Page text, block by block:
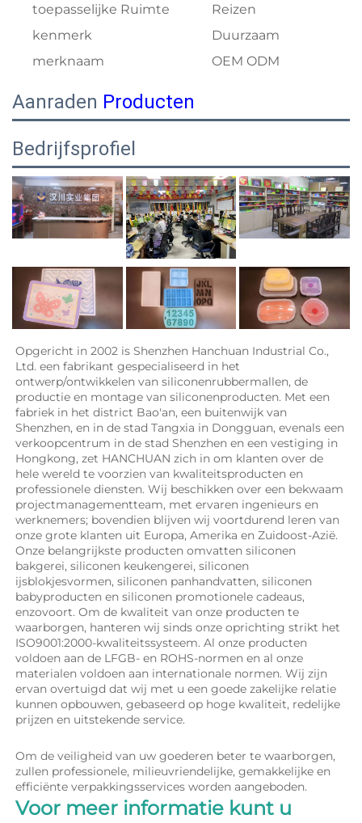
toepasselijke Ruimte
Reizen
kenmerk
Duurzaam
merknaam
OEM ODM
Aanraden Producten
Bedrijfsprofiel
Opgericht in 2002 is Shenzhen Hanchuan Industrial Co.,
Ltd. een fabrikant gespecialiseerd in het
ontwerp/ontwikkelen van siliconenrubbermallen, de
productie en montage van siliconenproducten. Met een
fabriek in het district Bao'an, een buitenwijk van
Shenzhen, en in de stad Tangxia in Dongguan, evenals een
verkoopcentrum in de stad Shenzhen en een vestiging in
Hongkong, zet HANCHUAN zich in om klanten over de
hele wereld te voorzien van kwaliteitsproducten en
professionele diensten. Wij beschikken over een bekwaam
projectmanagementteam, met ervaren ingenieurs en
werknemers; bovendien blijven wij voortdurend leren van
onze grote klanten uit Europa, Amerika en Zuidoost-Azië.
Onze belangrijkste producten omvatten siliconen
bakgerei, siliconen keukengerei, siliconen
ijsblokjesvormen, siliconen panhandvatten, siliconen
babyproducten en siliconen promotionele cadeaus,
enzovoort. Om de kwaliteit van onze producten te
waarborgen, hanteren wij sinds onze oprichting strikt het
ISO9001:2000-kwaliteitssysteem. Al onze producten
voldoen aan de LFGB- en ROHS-normen en al onze
materialen voldoen aan internationale normen. Wij zijn
ervan overtuigd dat wij met u een goede zakelijke relatie
kunnen opbouwen, gebaseerd op hoge kwaliteit, redelijke
prijzen en uitstekende service.
Om de veiligheid van uw goederen beter te waarborgen,
zullen professionele, milieuvriendelijke, gemakkelijke en
Voor meer informatie kunt u